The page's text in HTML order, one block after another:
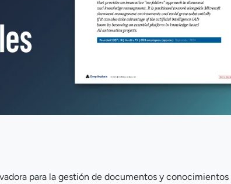
para la gestión de documentos y conocimientos